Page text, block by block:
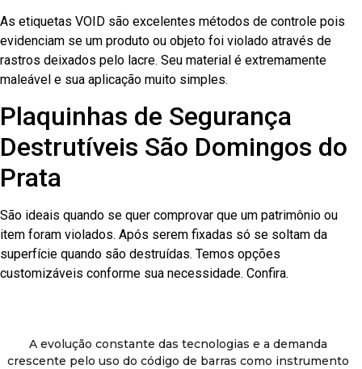
As etiquetas VOID são excelentes métodos de controle pois
evidenciam se um produto ou objeto foi violado através de
rastros deixados pelo lacre. Seu material é extremamente
maleável e sua aplicação muito simples.
Plaquinhas de Segurança
Destrutíveis São Domingos do
Prata
São ideais quando se quer comprovar que um patrimônio ou
item foram violados. Após serem fixadas só se soltam da
superfície quando são destruídas. Temos opções
customizáveis conforme sua necessidade. Confira.
A evolução constante das tecnologias e a demanda
crescente pelo uso do código de barras como instrumento